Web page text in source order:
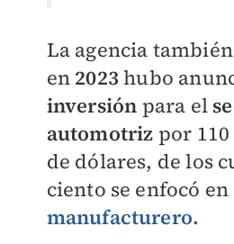
La agencia
en 2023hubo
inversión para el
automotriz por
de dólares, de los
ciento se enfocó
manufacturero.